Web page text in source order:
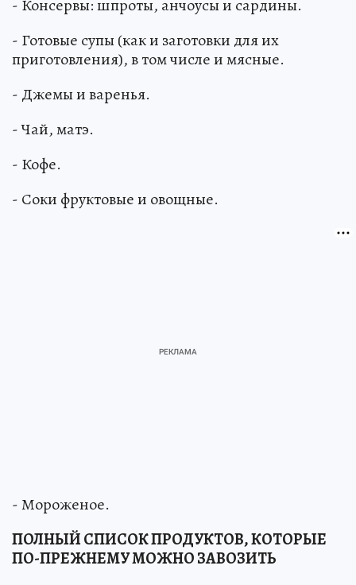
- Консервы: шпроты, анчоусы и сардины.
- Готовые супы (как и заготовки для их
приготовления), в том числе и мясные.
- Джемы и варенья.
- Чай, матэ.
- Кофе.
- Соки фруктовые и овощные.
- Мороженое.
ПОЛНЫЙ СПИСОК ПРОДУКТОВ, КОТОРЫЕ
ПО-ПРЕЖНЕМУ МОЖНО ЗАВОЗИТЬ